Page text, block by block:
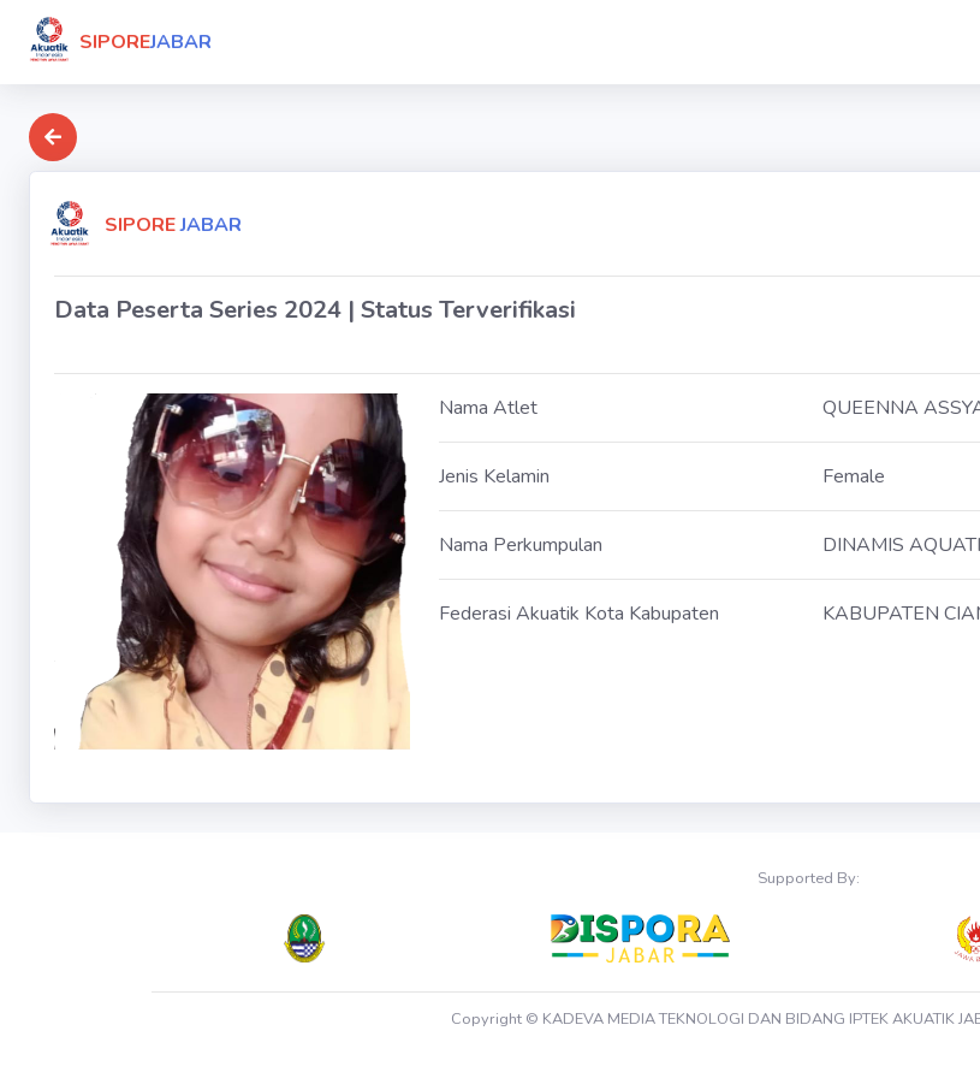
SIPOREJABAR
SIPOREJABAR
Data Peserta Series 2024 | Status Terverifikasi
Nama Atlet QUEENNA
Jenis Kelamin Female
Nama Perkumpulan DINAMIS
Federasi Akuatik Kota Kabupaten KABUPATEN
Supported By:
Copyright © KADEVA MEDIA TEKNOLOGI DAN BIDANG IPTEK AKUATIK